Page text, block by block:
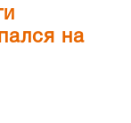
на